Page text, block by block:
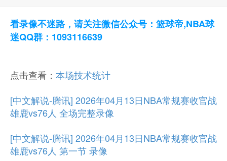
看录像不迷路，请关注微信公众号：篮球帝,NBA球
迷QQ群：1093116639
点击查看： 本场技术统计
[中文解说-腾讯] 2026年04月13日NBA常规赛收官战
雄鹿vs76人 全场完整录像
[中文解说-腾讯] 2026年04月13日NBA常规赛收官战
雄鹿vs76人 第一节 录像